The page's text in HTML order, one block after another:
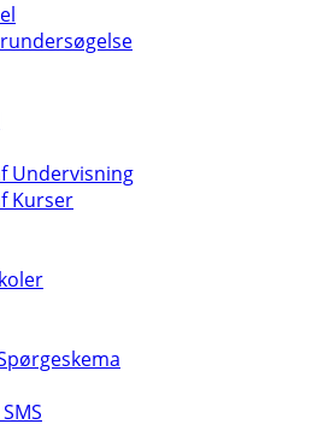
Undervisning
Kurser